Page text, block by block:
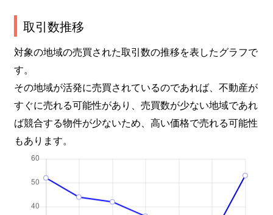
取引数推移
対象の地域の売買された取引数の推移を表したグラフで
す。
その地域が活発に売買されているのであれば、不動産が
すぐに売れる可能性があり、売買数が少ない地域であれ
ば競合する物件が少ないため、高い価格で売れる可能性
もあります。